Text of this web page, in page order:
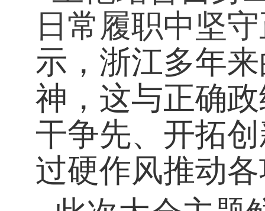
日常履职中坚
示，浙江多年
神，这与正确
干争先、开拓
过硬作风推动